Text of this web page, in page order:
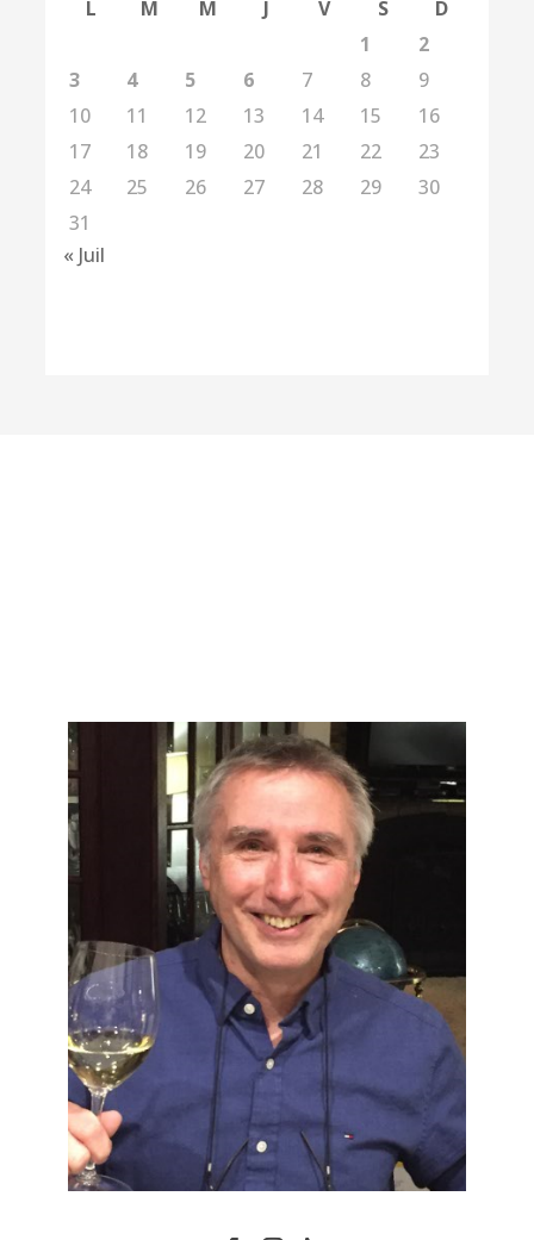
L M M J V S
D
1
2
3
4 5 6 7 8
9
10
11 12 13 14 15
16
17
18 19 20 21 22
23
24
25 26 27 28 29
30
31
« Juil